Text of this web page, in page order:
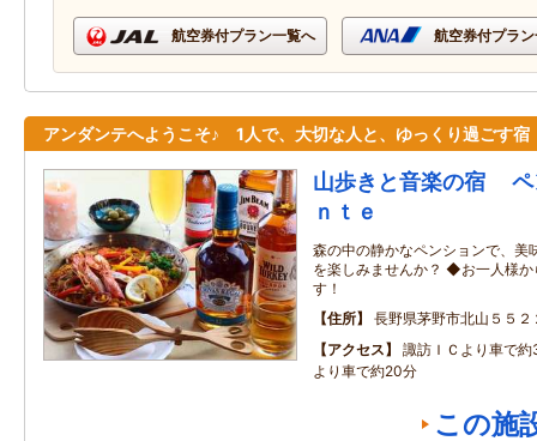
航空券付プラン一覧へ 航空券付プラ
アンダンテへようこそ♪ 1人で、大切な人と、ゆっくり過ごす宿
山歩きと音楽の宿 ペ
ｎｔｅ
森の中の静かなペンションで、美
を楽しみませんか？ ◆お一人様
す！
住所
長野県茅野市北山５５
アクセス
諏訪ＩＣより車で
より車で約20分
この施